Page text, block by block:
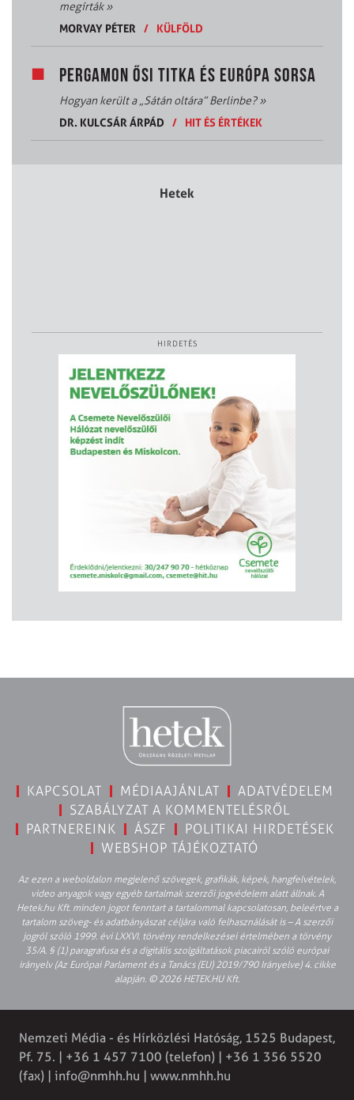
megírták»
MORVAY PÉTER
/ KÜLFÖLD
PERGAMON ŐSI TITKA ÉS EURÓPA SORSA
Hogyan került a „Sátán oltára” Berlinbe?»
DR. KULCSÁR ÁRPÁD
/ HIT ÉS ÉRTÉKEK
Hetek
HIRDETÉS
KAPCSOLAT MÉDIAAJÁNLAT
ADATVÉDELEM
SZABÁLYZAT A KOMMENTELÉSRŐL
PARTNEREINK
ÁSZF
POLITIKAI HIRDETÉSEK
WEBSHOP TÁJÉKOZTATÓ
Az ezen a weboldalon megjelenő szövegek, grafikák, képek, hangfelvételek,
video anyagok vagy egyéb tartalmak szerzői jogvédelem alatt állnak. A
Hetek.hu Kft. minden jogot fenntart a tartalommal kapcsolatosan, beleértve a
tartalom szöveg- és adatbányászat céljára való felhasználását is – A szerzői
jogról szóló 1999. évi LXXVI. törvény rendelkezései értelmében a törvény
35/A. § (1) paragrafusa és a digitális szolgáltatások piacairól szóló európai
irányelv (Az Európai Parlament és a Tanács (EU) 2019/790 Irányelve) 4. cikke
alapján. © 2026 HETEK.HU Kft.
Nemzeti Média - és Hírközlési Hatóság, 1525 Budapest,
Pf. 75. | +36 1 457 7100 (telefon) | +36 1 356 5520
(fax) | info@nmhh.hu | www.nmhh.hu